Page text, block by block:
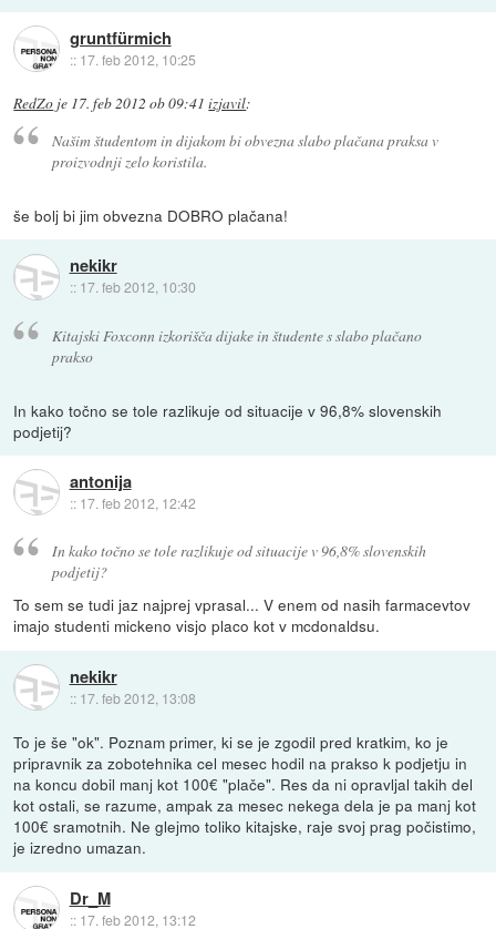
gruntfürmich
:: 17. feb 2012, 10:25
RedZo je 17. feb 2012 ob 09:41 izjavil:
Našim študentom in dijakom bi obvezna slabo plačana praksa v
proizvodnji zelo koristila.
še bolj bi jim obvezna DOBRO plačana!
nekikr
:: 17. feb 2012, 10:30
Kitajski Foxconn izkorišča dijake in študente s slabo plačano
prakso
In kako točno se tole razlikuje od situacije v 96,8% slovenskih
podjetij?
antonija
:: 17. feb 2012, 12:42
In kako točno se tole razlikuje od situacije v 96,8% slovenskih
podjetij?
To sem se tudi jaz najprej vprasal... V enem od nasih farmacevtov
imajo studenti mickeno visjo placo kot v mcdonaldsu.
nekikr
:: 17. feb 2012, 13:08
To je še "ok". Poznam primer, ki se je zgodil pred kratkim, ko je
pripravnik za zobotehnika cel mesec hodil na prakso k podjetju in
na koncu dobil manj kot 100€ "plače". Res da ni opravljal takih del
kot ostali, se razume, ampak za mesec nekega dela je pa manj kot
100€ sramotnih. Ne glejmo toliko kitajske, raje svoj prag počistimo,
je izredno umazan.
Dr_M
:: 17. feb 2012, 13:12